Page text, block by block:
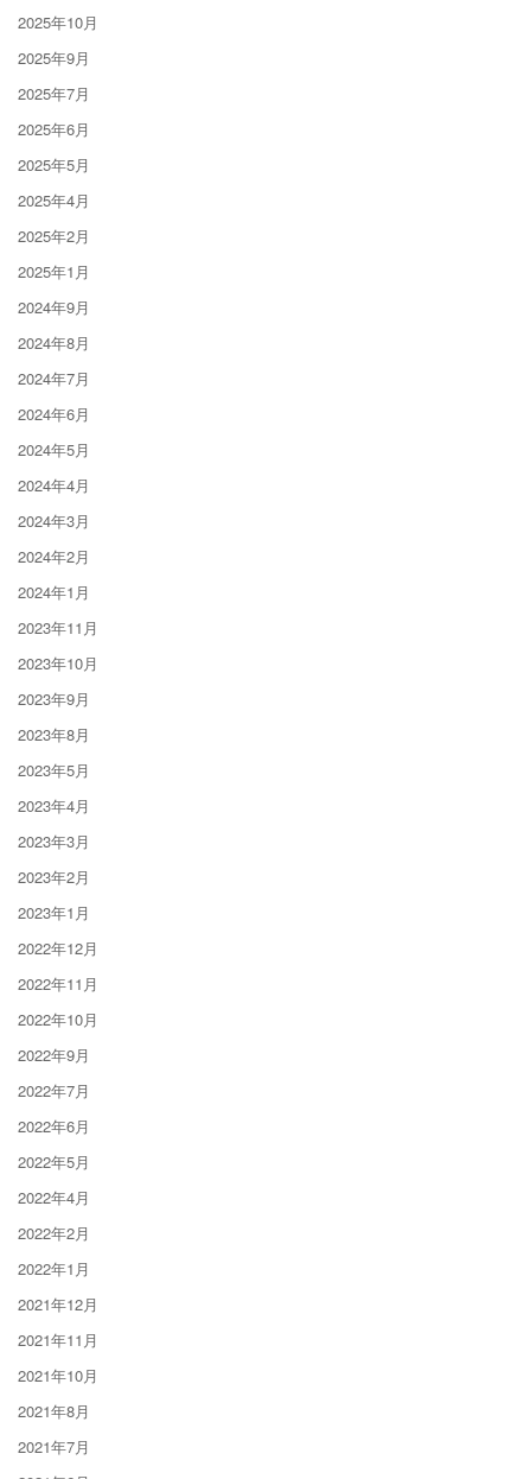
2025年10月
2025年9月
2025年7月
2025年6月
2025年5月
2025年4月
2025年2月
2025年1月
2024年9月
2024年8月
2024年7月
2024年6月
2024年5月
2024年4月
2024年3月
2024年2月
2024年1月
2023年11月
2023年10月
2023年9月
2023年8月
2023年5月
2023年4月
2023年3月
2023年2月
2023年1月
2022年12月
2022年11月
2022年10月
2022年9月
2022年7月
2022年6月
2022年5月
2022年4月
2022年2月
2022年1月
2021年12月
2021年11月
2021年10月
2021年8月
2021年7月